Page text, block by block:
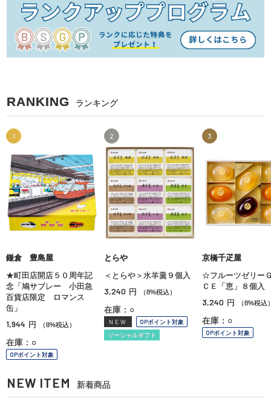
RANKING ランキング
1
鎌倉 豊島屋
★町田店開店５０周年記
念「鳩サブレー 小田急
百貨店限定 ロマンス
缶」
1,944 円 （8%税込）
在庫：○
OPポイント対象
2
とらや
＜とらや＞水羊羹９個入
3,240 円 （8%税込）
在庫：○
NEW
OPポイント対象
ソーシャルギフト
3
京橋千疋屋
☆フルーツゼリー
ＣＥ「恵」８個入
3,240 円 （8%税込
在庫：○
OPポイント対象
NEW ITEM 新着商品